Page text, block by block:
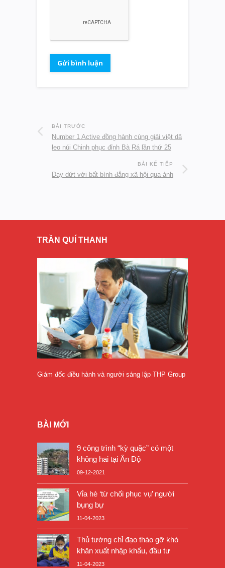
BÀI TRƯỚC
Number 1 Active đồng hành cùng giải việt dã
leo núi Chinh phục đỉnh Bà Rá lần thứ 25
BÀI KẾ TIẾP
Day dứt với bất bình đẳng xã hội qua ảnh
TRẦN QUÍ THANH
Giám đốc điều hành và người sáng lập THP Group
BÀI MỚI
9 công trình “kỳ quặc” có một
không hai tại Ấn Độ
09-12-2021
Vỉa hè ‘từ chối phục vụ’ người
bụng bự
11-04-2023
Thủ tướng chỉ đạo tháo gỡ khó
khăn xuất nhập khẩu, đầu tư
11-04-2023